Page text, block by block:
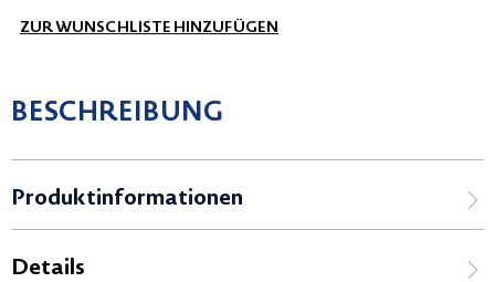
ZUR WUNSCHLISTE HINZUFÜGEN
BESCHREIBUNG
Produktinformationen
Details